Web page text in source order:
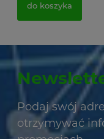
do koszyka
Podaj swój
otrzymywać